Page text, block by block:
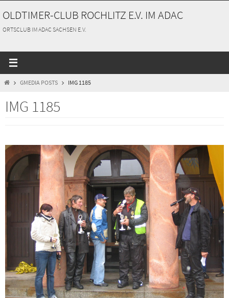
Inhalt
springen
OLDTIMER-CLUB ROCHLITZ E.V. IM ADAC
ORTSCLUB IM ADAC SACHSEN E.V.
STARTGMEDIA POSTS IMG 1185
IMG 1185